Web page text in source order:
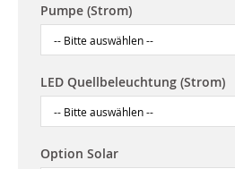
Pumpe (Strom)
LED Quellbeleuchtung (Strom)
Option Solar